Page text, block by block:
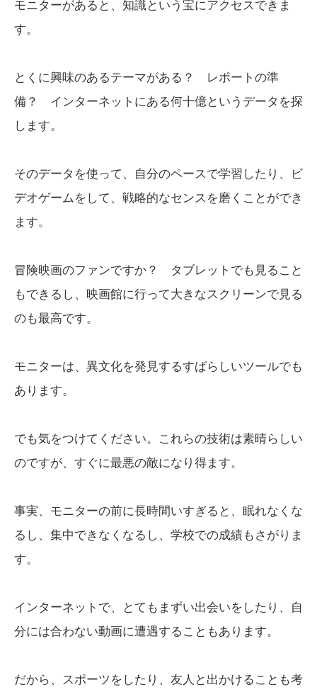
モニターがあると、知識という宝にアクセスできま
す。
とくに興味のあるテーマがある？ レポートの準
備？ インターネットにある何十億というデータを探
します。
そのデータを使って、自分のペースで学習したり、ビ
デオゲームをして、戦略的なセンスを磨くことができ
ます。
冒険映画のファンですか？ タブレットでも見ること
もできるし、映画館に行って大きなスクリーンで見る
のも最高です。
モニターは、異文化を発見するすばらしいツールでも
あります。
でも気をつけてください。これらの技術は素晴らしい
のですが、すぐに最悪の敵になり得ます。
事実、モニターの前に長時間いすぎると、眠れなくな
るし、集中できなくなるし、学校での成績もさがりま
す。
インターネットで、とてもまずい出会いをしたり、自
分には合わない動画に遭遇することもあります。
だから、スポーツをしたり、友人と出かけることも考